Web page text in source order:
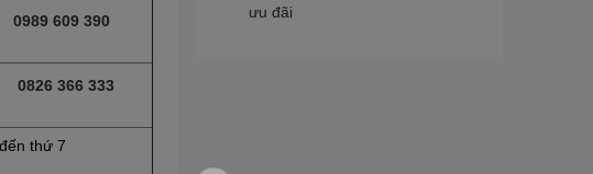
0989 609 390
0826 366 333
thứ 7
ưu đãi